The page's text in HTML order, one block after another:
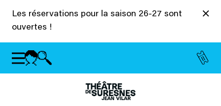
Les réservations pour la saison 26-27 sont
ouvertes !